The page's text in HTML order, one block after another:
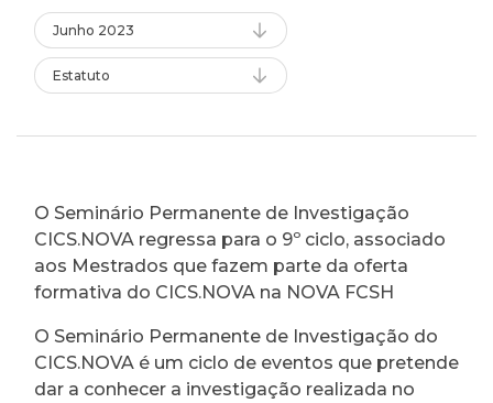
Junho 2023
Estatuto
O Seminário Permanente de Investigação
CICS.NOVA regressa para o 9º ciclo, associado
aos Mestrados que fazem parte da oferta
formativa do CICS.NOVA na NOVA FCSH
O Seminário Permanente de Investigação do
CICS.NOVA é um ciclo de eventos que pretende
dar a conhecer a investigação realizada no